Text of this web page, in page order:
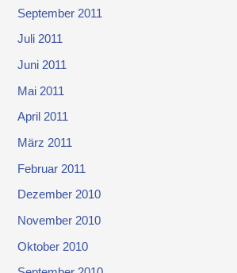
September 2011
Juli 2011
Juni 2011
Mai 2011
April 2011
März 2011
Februar 2011
Dezember 2010
November 2010
Oktober 2010